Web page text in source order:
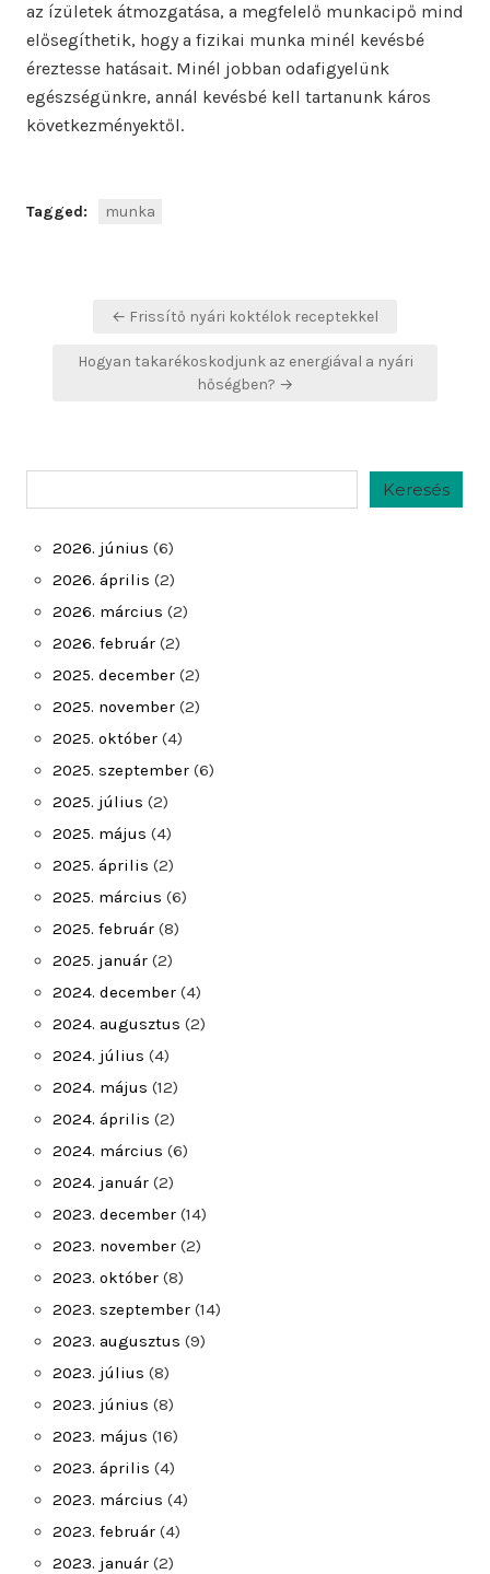
az ízületek átmozgatása, a megfelelő munkacipő mind
elősegíthetik, hogy a fizikai munka minél kevésbé
éreztesse hatásait. Minél jobban odafigyelünk
egészségünkre, annál kevésbé kell tartanunk káros
következményektől.
Tagged: munka
Bejegyzés← Frissítő nyári koktélok receptekkel
Hogyan takarékoskodjunk az energiával a nyári
hőségben? →
Keresés
2026. június (6)
2026. április (2)
2026. március (2)
2026. február (2)
2025. december (2)
2025. november (2)
2025. október (4)
2025. szeptember (6)
2025. július (2)
2025. május (4)
2025. április (2)
2025. március (6)
2025. február (8)
2025. január (2)
2024. december (4)
2024. augusztus (2)
2024. július (4)
2024. május (12)
2024. április (2)
2024. március (6)
2024. január (2)
2023. december (14)
2023. november (2)
2023. október (8)
2023. szeptember (14)
2023. augusztus (9)
2023. július (8)
2023. június (8)
2023. május (16)
2023. április (4)
2023. március (4)
2023. február (4)
2023. január (2)